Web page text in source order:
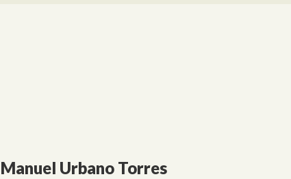
Manuel Urbano Torres